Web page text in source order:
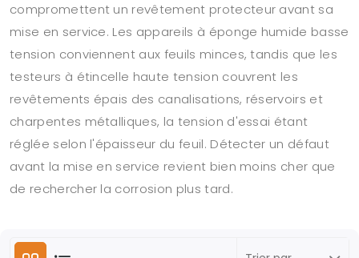
compromettent un revêtement protecteur avant sa
mise en service. Les appareils à éponge humide basse
tension conviennent aux feuils minces, tandis que les
testeurs à étincelle haute tension couvrent les
revêtements épais des canalisations, réservoirs et
charpentes métalliques, la tension d'essai étant
réglée selon l'épaisseur du feuil. Détecter un défaut
avant la mise en service revient bien moins cher que
de rechercher la corrosion plus tard.